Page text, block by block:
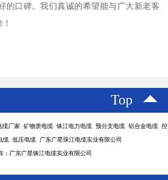
的口碑。我们真诚的希望能与广大新老客
Top
缆厂家 矿物质电缆 铢江电力电缆 预分支电缆 铝合金电缆 控
缆 低压电缆 广东广星珠江电缆实业有限公司
：广东广星铢江电缆实业有限公司